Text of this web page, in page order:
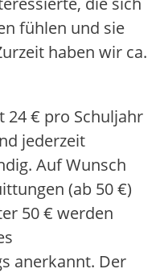
fühlen und sie
haben wir ca.
24 € pro Schuljahr
jederzeit
Auf Wunsch
(ab 50 €)
50 € werden
anerkannt. Der